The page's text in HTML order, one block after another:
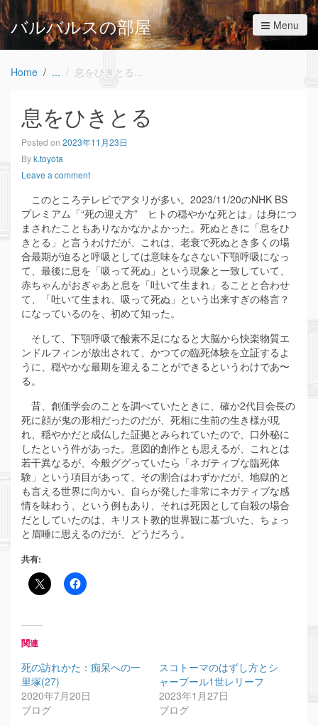
バルバルスの部屋 Menu
Home 息をひきとる
息をひきとる
Posted on 2023年11月23日
Byk.toyota
Leave a comment
このところテレビでアタリが多い。2023/11/20のNHK BS
プレミアム「“死の迎え方” ヒトの穏やかな死とは」は身につ
まされたこともありなかなかよかった。死ぬときに「息をひ
きとる」と言うわけだが、これは、老衰で死ぬとき多くの場
合最期が迫ると呼吸としては意味をなさない下顎呼吸になっ
て、最後に息を「吸って死ぬ」という現象と一致していて、
赤ちゃんがおぎゃあと息を「吐いて生まれ」ることと合わせ
て、「吐いて生まれ、吸って死ぬ」という出来すぎの格言？
になっているのを、初めて知った。
そして、下顎呼吸で酸素不足になると大脳から快楽物質エ
ンドルフィンが放出されて、かつての臨死体験を立証するよ
うに、穏やかな最期を迎えることができるというわけであ〜
る。
昔、創価学会のことを調べていたときに、確か2代目会長の
死に顔が鬼の形相だったのだが、死相に生前の生き様が現
れ、穏やかだと成仏した証拠とみられていたので、口外秘に
したという件があった。意図的創作とも思えるが、これとは
若干異なるが、今般ググっていたら「ネガティブな臨死体
験」という項目があって、その割合はわずかだが、地獄的と
も言える世界に向かい、自らが発した非常にネガティブな感
情を味わう、という例もあり、それは死因として自殺の場合
だとしていたのは、キリスト教的世界観に基づいた、ちょっ
と眉唾に思えるのだが、どうだろう。
共有:
関連
死の訪れかた：痴呆への一
里塚(27)
2020年7月20日
ブログ
スコトーマのはずし方とシ
ャープール1世レリーフ
2023年1月27日
ブログ